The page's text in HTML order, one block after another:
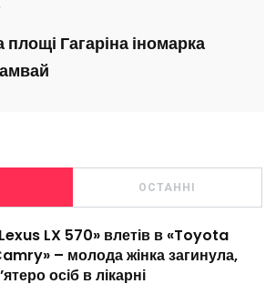
площі Гагаріна іномарка
ОСТАННІ
LX 570» влетів в «Toyota
– молода жінка загинула,
осіб в лікарні